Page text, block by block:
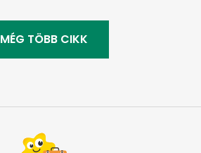
MÉG TÖBB CIKK